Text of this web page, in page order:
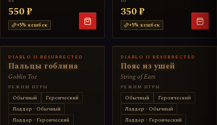
550 ₽
+5% кешбек
350 ₽
+5% кешбек
DIABLO II RESURRECTED
Пальцы гоблина
Goblin Toe
РЕЖИМ ИГРЫ
Обычный
Героический
Ладдер · Обычный
Ладдер · Героический
DIABLO II RESURRECTED
Пояс из ушей
String of Ears
РЕЖИМ ИГРЫ
Обычный
Героический
Ладдер · Обычный
Ладдер · Героический